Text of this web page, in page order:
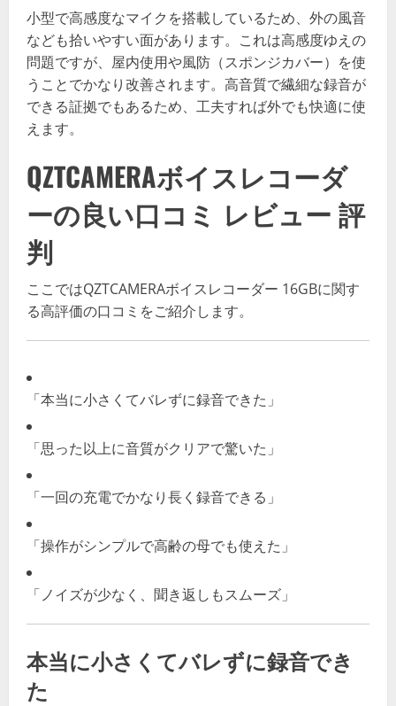
小型で高感度なマイクを搭載しているため、外の風音
なども拾いやすい面があります。これは高感度ゆえの
問題ですが、屋内使用や風防（スポンジカバー）を使
うことでかなり改善されます。高音質で繊細な録音が
できる証拠でもあるため、工夫すれば外でも快適に使
えます。
QZTCAMERAボイスレコーダ
ーの良い口コミ レビュー 評
判
ここではQZTCAMERAボイスレコーダー 16GBに関す
る高評価の口コミをご紹介します。
「本当に小さくてバレずに録音できた」
「思った以上に音質がクリアで驚いた」
「一回の充電でかなり長く録音できる」
「操作がシンプルで高齢の母でも使えた」
「ノイズが少なく、聞き返しもスムーズ」
本当に小さくてバレずに録音でき
た